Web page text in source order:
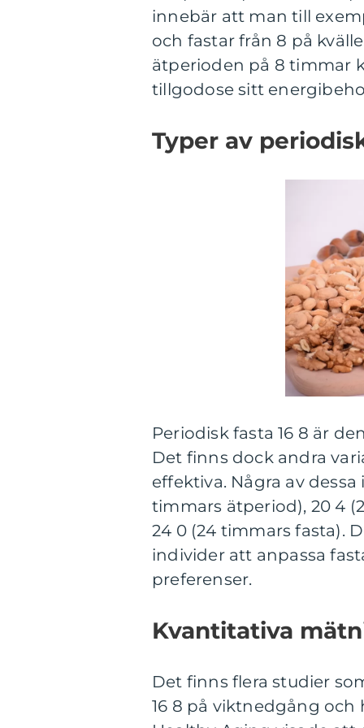
innebär att man till
och fastar från 8 på
ätperioden på 8 timmar
tillgodose sitt
Typer av
Periodisk fasta 16 8 är
Det finns dock andra
effektiva. Några av
timmars ätperiod), 20 4
24 0 (24 timmars fasta).
individer att anpassa
preferenser.
Kvantitativa
Det finns flera studier
16 8 på viktnedgång